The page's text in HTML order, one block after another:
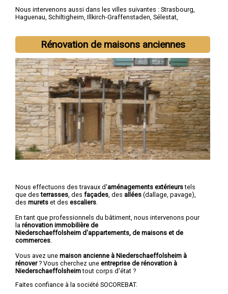
Nous intervenons aussi dans les villes suivantes : Strasbourg,
Haguenau, Schiltigheim, Illkirch-Graffenstaden, Sélestat,
Rénovation de maisons anciennes
Nous effectuons des travaux d'aménagements extérieurstels
que desterrasses , des façades , des allées (dallage, pavage),
des murets et des escaliers
En tant que professionnels du bâtiment, nous intervenons pour
la rénovation immobilière de
Niederschaeffolsheim d'appartements, de maisons et de
commerces
Vous avez une maison ancienne à Niederschaeffolsheim à
rénover? Vous cherchez une entreprise de rénovation à
Niederschaeffolsheimtout corps d'état ?
Faites confiance à la société SOCOREBAT.